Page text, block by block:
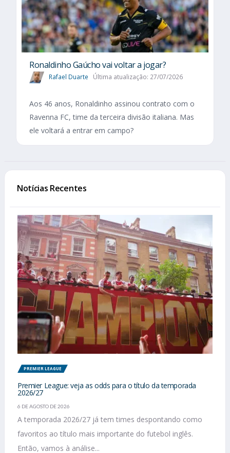
Ronaldinho Gaúcho vai voltar a jogar?
Rafael Duarte Última atualização: 27/07/2026
Aos 46 anos, Ronaldinho assinou contrato com o
Ravenna FC, time da terceira divisão italiana. Mas
ele voltará a entrar em campo?
Notícias Recentes
PREMIER LEAGUE
Premier League: veja as odds para o título da temporada
2026/27
6 DE AGOSTO DE 2026
A temporada 2026/27 já tem times despontando como
favoritos ao título mais importante do futebol inglês.
Então, vamos à análise...